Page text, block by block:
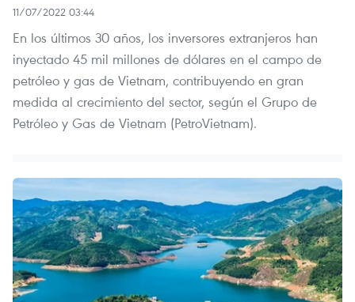
11/07/2022 03:44
En los últimos 30 años, los inversores extranjeros han
inyectado 45 mil millones de dólares en el campo de
petróleo y gas de Vietnam, contribuyendo en gran
medida al crecimiento del sector, según el Grupo de
Petróleo y Gas de Vietnam (PetroVietnam).